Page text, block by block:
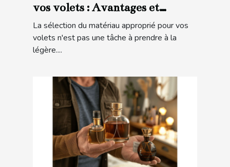
vos volets : Avantages et
considérations
La sélection du matériau approprié pour vos
volets n'est pas une tâche à prendre à la
légère....